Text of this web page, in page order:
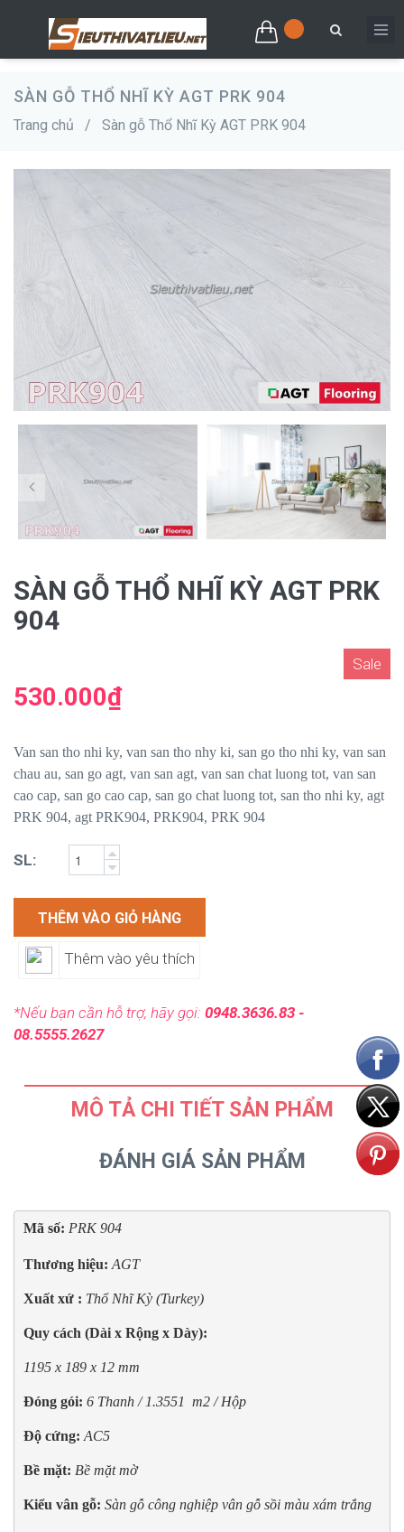
SÀN GỖ THỔ NHĨ KỲ AGT PRK 904
Trang chủ / Sàn gỗ Thổ Nhĩ Kỳ AGT PRK 904
SÀN GỖ THỔ NHĨ KỲ AGT PRK
904
Sale
530.000₫
Van san tho nhi ky, van san tho nhy ki, san go tho nhi ky, van san
chau au, san go agt, van san agt, van san chat luong tot, van san
cao cap, san go cao cap, san go chat luong tot, san tho nhi ky, agt
PRK 904, agt PRK904, PRK904, PRK 904
SL:
THÊM VÀO GIỎ HÀNG
Thêm vào yêu thích
*Nếu bạn cần hỗ trợ, hãy gọi: 0948.3636.83 -
08.5555.2627
MÔ TẢ CHI TIẾT SẢN PHẨM
ĐÁNH GIÁ SẢN PHẨM
Mã số: PRK 904
Thương hiệu: AGT
Xuất xứ : Thổ Nhĩ Kỳ (Turkey)
Quy cách (Dài x Rộng x Dày):
1195 x 189 x 12 mm
Đóng gói: 6 Thanh / 1.3551  m2 / Hộp
Độ cứng: AC5
Bề mặt: Bề mặt mờ
Kiểu vân gỗ: Sàn gỗ công nghiệp vân gỗ sồi màu xám trắng